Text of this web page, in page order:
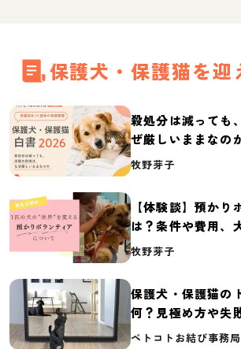
保護犬・保護猫を迎
殺処分は減っても
ぜ厳しいままなの
体の実態調査【保
牧野芽子
【体験談】預かり
は？条件や費用、
介
牧野芽子
保護犬・保護猫の
何？見極め方や失
要なものを紹介
ペトコトお結び事務局